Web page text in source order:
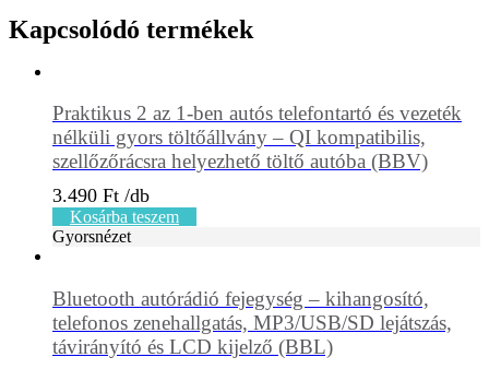
Kapcsolódó termékek
Praktikus 2 az 1-ben autós telefontartó és vezeték
nélküli gyors töltőállvány – QI kompatibilis,
szellőzőrácsra helyezhető töltő autóba (BBV)
3.490 Ft
Kosárba teszem
Gyorsnézet
Bluetooth autórádió fejegység – kihangosító,
telefonos zenehallgatás, MP3/USB/SD lejátszás,
távirányító és LCD kijelző (BBL)